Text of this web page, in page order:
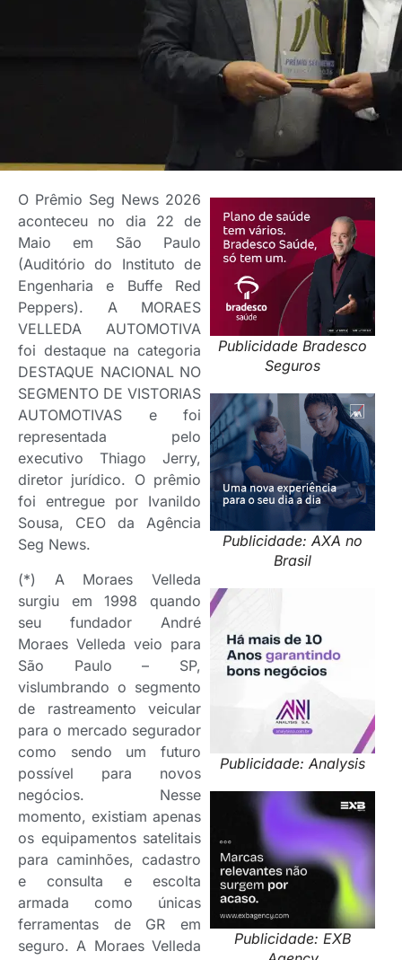
Publicidade Bradesco
Seguros
Publicidade: AXA no
Brasil
Publicidade: Analysis
Publicidade: EXB
O Prêmio Seg News 2026
aconteceu no dia 22 de
Maio em São Paulo
(Auditório do Instituto de
Engenharia e Buffe Red
Peppers). A MORAES
VELLEDA AUTOMOTIVA
foi destaque na categoria
DESTAQUE NACIONAL NO
SEGMENTO DE VISTORIAS
AUTOMOTIVAS e foi
representada pelo
executivo Thiago Jerry,
diretor jurídico. O prêmio
foi entregue por Ivanildo
Sousa, CEO da Agência
Seg News.
(*) A Moraes Velleda
surgiu em 1998 quando
seu fundador André
Moraes Velleda veio para
São Paulo – SP,
vislumbrando o segmento
de rastreamento veicular
para o mercado segurador
como sendo um futuro
possível para novos
negócios. Nesse
momento, existiam apenas
os equipamentos satelitais
para caminhões, cadastro
e consulta e escolta
armada como únicas
ferramentas de GR em
seguro. A Moraes Velleda